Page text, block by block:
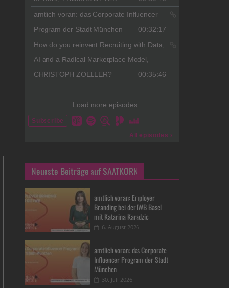
Neueste Beiträge auf SAATKORN
amtlich voran: Employer
Branding bei der IWB Basel
mit Katarina Karadzic
6. August 2026
amtlich voran: das Corporate
Influencer Program der Stadt
München
30. Juli 2026